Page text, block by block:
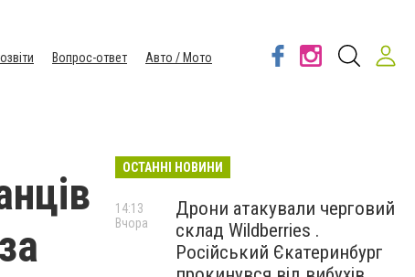
Вопрос-ответ
Авто / Мото
ОСТАННІ НОВИНИ
Дрони атакували черговий
склад Wildberries .
Російський Єкатеринбург
14:13
Вчора